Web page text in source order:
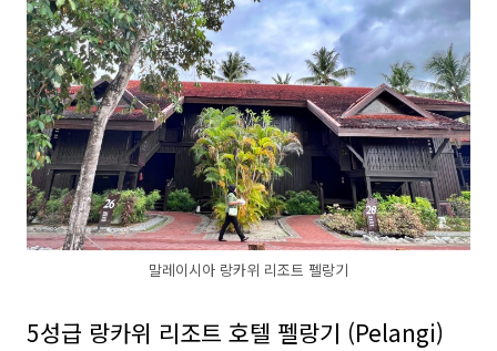
말레이시아 랑카위 리조트 펠랑기
5성급 랑카위 리조트 호텔 펠랑기 (Pelangi)